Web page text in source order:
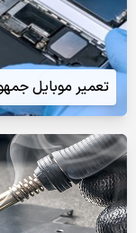
تعمير موبايل